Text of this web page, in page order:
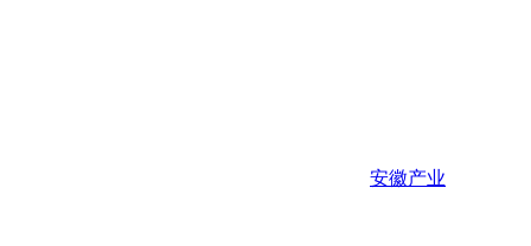
安徽产业